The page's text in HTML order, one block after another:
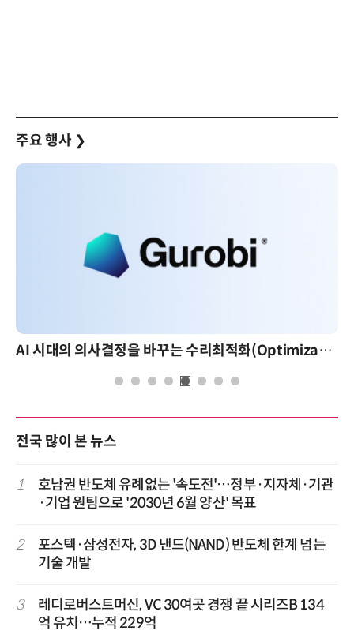
주요 행사 ❯
AI 시대의 의사결정을 바꾸는 수리최적화(Optimization): 실제 산업 적용 사례와 활용 전략
전국 많이 본 뉴스
1
호남권 반도체 유례없는 '속도전'…정부·지자체·기관
·기업 원팀으로 '2030년 6월 양산' 목표
2
포스텍·삼성전자, 3D 낸드(NAND) 반도체 한계 넘는
기술 개발
3
레디로버스트머신, VC 30여곳 경쟁 끝 시리즈B 134
억 유치…누적 229억